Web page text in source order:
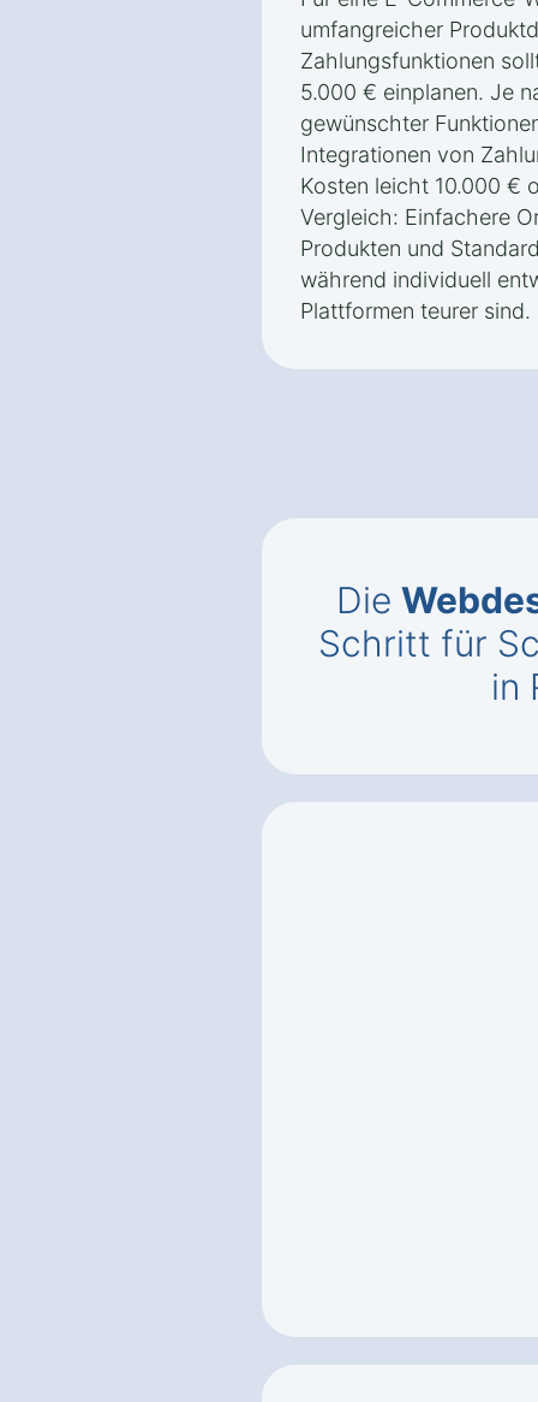
umfangreicher
Zahlungsfunktionen
5.000 € einplanen. Je
gewünschter
Integrationen von
Kosten leicht 10.000 €
Vergleich: Einfachere
Produkten und
während individuell
Plattformen teurer sind.
Die
Schritt für
in